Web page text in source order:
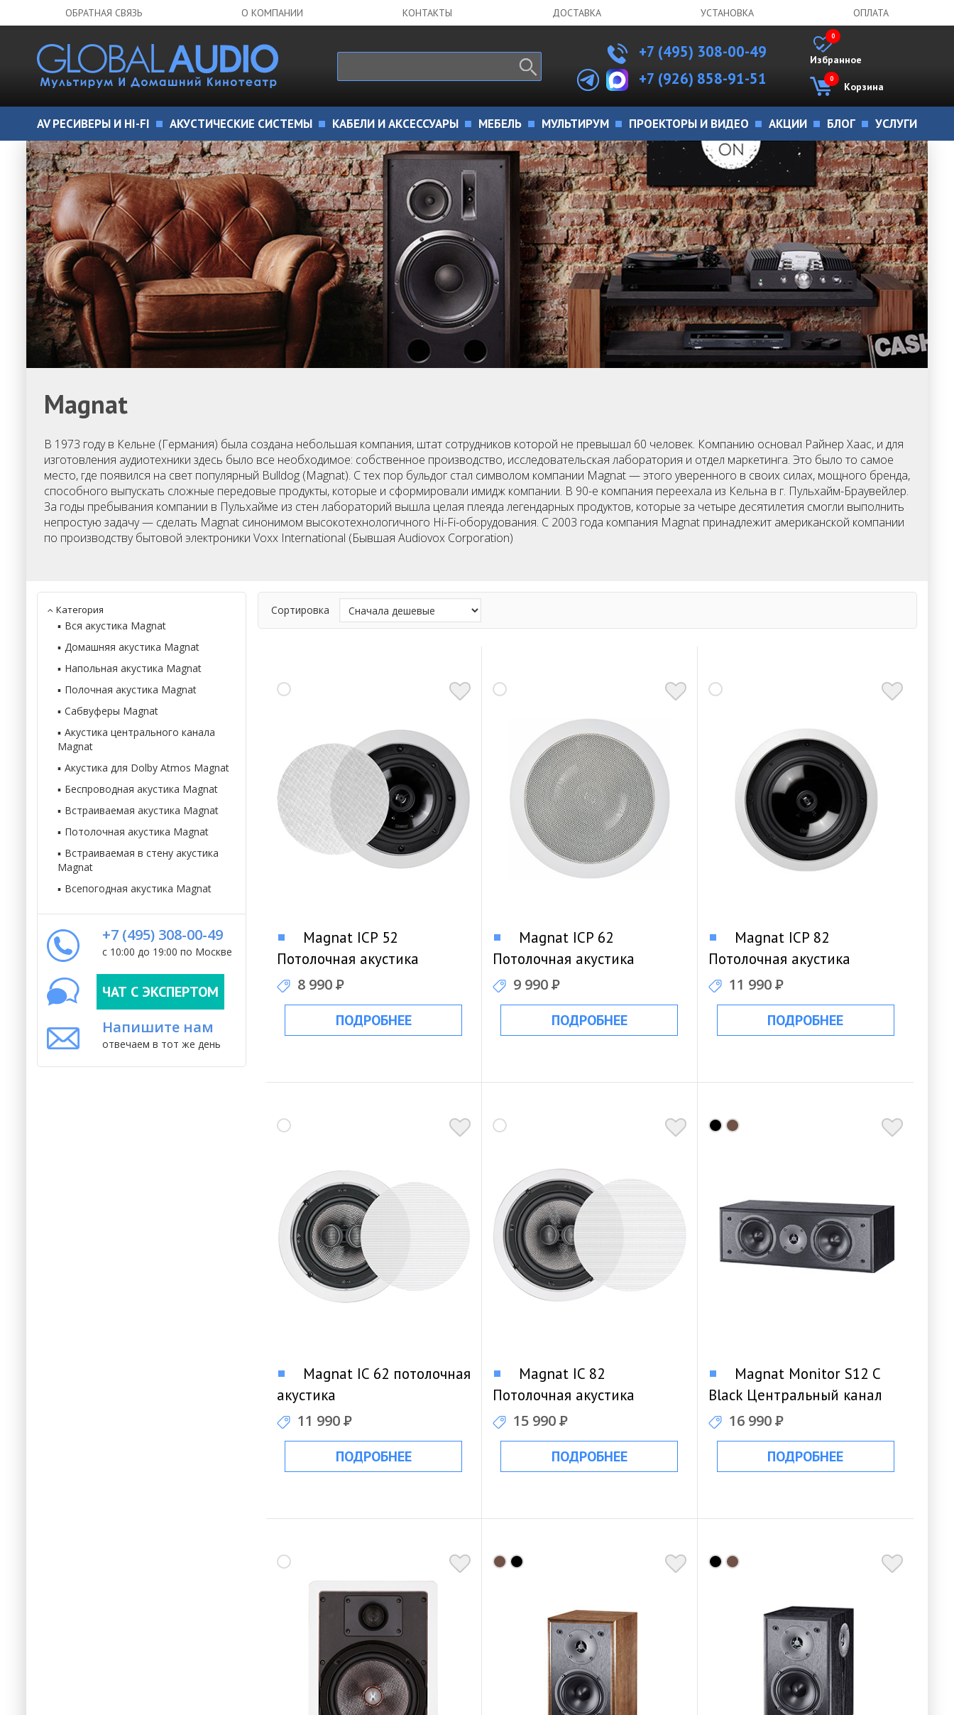
ОБРАТНАЯ СВЯЗЬ О КОМПАНИИ КОНТАКТЫ ДОСТАВКА УСТАНОВКА ОПЛАТА
+7 (495) 308-00-49
+7 (926) 858-91-51
Избранное
0
Корзина
0
AV РЕСИВЕРЫ И HI-FI АКУСТИЧЕСКИЕ СИСТЕМЫ КАБЕЛИ И АКСЕССУАРЫ МЕБЕЛЬ МУЛЬТИРУМ ПРОЕКТОРЫ И ВИДЕО АКЦИИ БЛОГ УСЛУГИ
Magnat
В 1973 году в Кельне (Германия) была создана небольшая компания, штат сотрудников которой не превышал 60 человек. Компанию основал Райнер Хаас, и для
изготовления аудиотехники здесь было все необходимое: собственное производство, исследовательская лаборатория и отдел маркетинга. Это было то самое
место, где появился на свет популярный Bulldog (Magnat). С тех пор бульдог стал символом компании Magnat — этого уверенного в своих силах, мощного бренда,
способного выпускать сложные передовые продукты, которые и сформировали имидж компании. В 90-е компания переехала из Кельна в г. Пульхайм-Браувейлер.
За годы пребывания компании в Пульхайме из стен лабораторий вышла целая плеяда легендарных продуктов, которые за четыре десятилетия смогли выполнить
непростую задачу — сделать Magnat синонимом высокотехнологичного Hi-Fi-оборудования. С 2003 года компания Magnat принадлежит американской компании
по производству бытовой электроники Voxx International (Бывшая Audiovox Corporation)
Категория
Вся акустика Magnat
Домашняя акустика Magnat
Напольная акустика Magnat
Полочная акустика Magnat
Сабвуферы Magnat
Акустика центрального канала
Magnat
Акустика для Dolby Atmos Magnat
Беспроводная акустика Magnat
Встраиваемая акустика Magnat
Потолочная акустика Magnat
Встраиваемая в стену акустика
Magnat
Всепогодная акустика Magnat
+7 (495) 308-00-49
с 10:00 до 19:00 по Москве
ЧАТ С ЭКСПЕРТОМ
Напишите нам
отвечаем в тот же день
Сортировка
Magnat ICP 52
Потолочная акустика
8 990Р
ПОДРОБНЕЕ
Magnat ICP 62
Потолочная акустика
9 990Р
ПОДРОБНЕЕ
Magnat ICP 82
Потолочная акустика
11 990Р
ПОДРОБНЕЕ
Magnat IC 62 потолочная
акустика
11 990Р
ПОДРОБНЕЕ
Magnat IC 82
Потолочная акустика
15 990Р
ПОДРОБНЕЕ
Magnat Monitor S12 C
Black Центральный канал
16 990Р
ПОДРОБНЕЕ